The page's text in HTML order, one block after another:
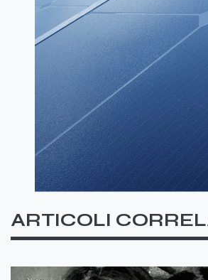
ARTICOLI